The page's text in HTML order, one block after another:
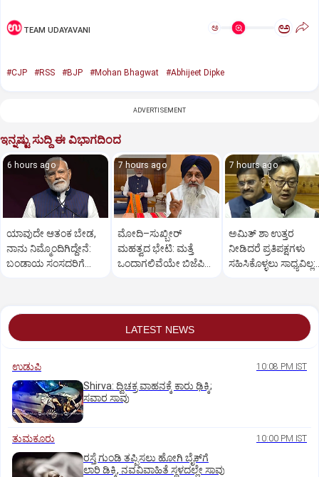
TEAM UDAYAVANI ಅ ಅ
#CJP #RSS #BJP #Mohan Bhagwat #Abhijeet Dipke
ADVERTISEMENT
ಇನ್ನಷ್ಟು ಸುದ್ದಿ ಈ ವಿಭಾಗದಿಂದ
6 hours ago
ಯಾವುದೇ ಆತಂಕ ಬೇಡ,
ನಾನು ನಿಮ್ಮೊಂದಿಗಿದ್ದೇನೆ:
ಬಂಡಾಯ ಸಂಸದರಿಗೆ
7 hours ago
ಮೋದಿ–ಸುಖ್ಬೀರ್
ಮಹತ್ವದ ಭೇಟಿ: ಮತ್ತೆ
ಒಂದಾಗಲಿವೆಯೇ ಬಿಜೆಪಿ–
7 hours ago
ಅಮಿತ್ ಶಾ ಉತ್ತರ
ನೀಡಿದರೆ ಪ್ರತಿಪಕ್ಷಗಳು
ಸಹಿಸಿಕೊಳ್ಳಲು ಸಾಧ್ಯವಿಲ್ಲ:
LATEST NEWS
ಉಡುಪಿ 10:08 PM IST
Shirva: ದ್ವಿಚಕ್ರ ವಾಹನಕ್ಕೆ ಕಾರು ಢಿಕ್ಕಿ;
ಸವಾರ ಸಾವು
ತುಮಕೂರು 10:00 PM IST
ರಸ್ತೆ ಗುಂಡಿ ತಪ್ಪಿಸಲು ಹೋಗಿ ಬೈಕ್‌ಗೆ
ಲಾರಿ ಡಿಕ್ಕಿ, ನವವಿವಾಹಿತೆ ಸ್ಥಳದಲ್ಲೇ ಸಾವು